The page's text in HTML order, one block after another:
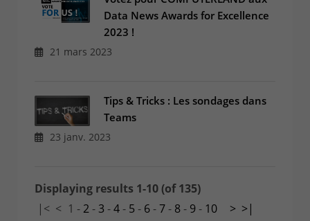
Data News Awards for Excellence
2023 !
21 mars 2023
Tips & Tricks : Les sondages dans
Teams
23 janv. 2023
Displaying results 1-10 (of 135)
|< < 1 - 2- 3 -4- 5 - 6-7- 8- 9- 10 > >|